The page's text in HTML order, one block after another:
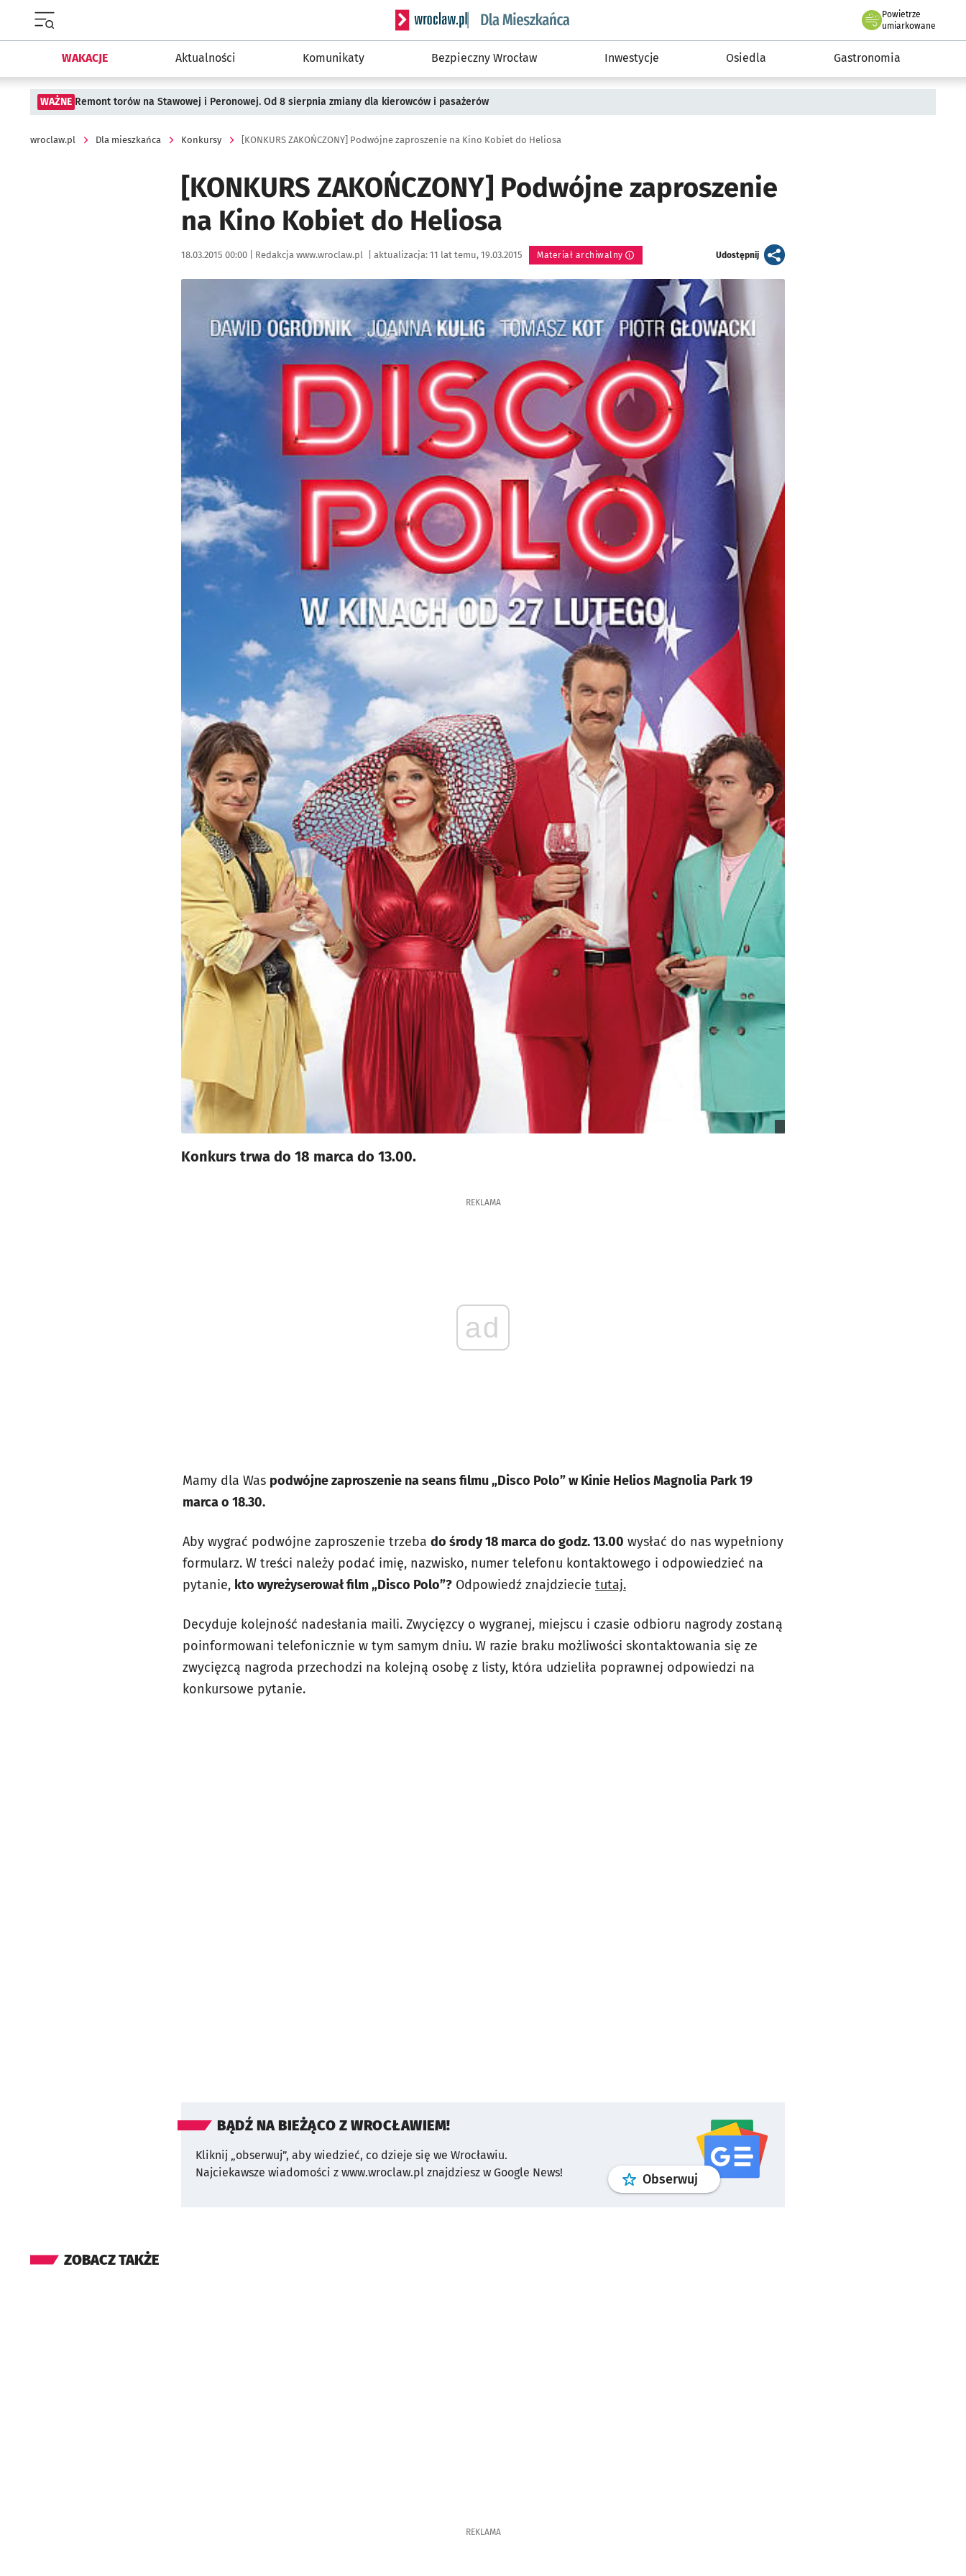
Serwis informacyjny wroclaw.pl podserwis: Dla mieszkańca
Powietrze
we Wrocławiu
umiarkowane
WAKACJE Aktualności Komunikaty Bezpieczny Wrocław Inwestycje Osiedla Gastronomia
WAŻNE Remont torów na Stawowej i Peronowej. Od 8 sierpnia zmiany dla kierowców i pasażerów
wroclaw.pl Dla mieszkańca Konkursy [KONKURS ZAKOŃCZONY] Podwójne zaproszenie na Kino Kobiet do Heliosa
[KONKURS ZAKOŃCZONY] Podwójne zaproszenie
na Kino Kobiet do Heliosa
Data publikacji:
18.03.2015 00:00 | Autor:
Redakcja www.wroclaw.pl aktualizacja: 11 lat temu, 19.03.2015 Materiał archiwalny Udostępnijartykuł
Kliknij, aby powiększyć
Konkurs trwa do 18 marca do 13.00.
REKLAMA
ad
Mamy dla Was podwójne zaproszenie na seans filmu „Disco Polo” w Kinie Helios Magnolia Park 19
marca o 18.30.
Aby wygrać podwójne zaproszenie trzeba do środy 18 marca do godz. 13.00 wysłać do nas wypełniony
formularz. W treści należy podać imię, nazwisko, numer telefonu kontaktowego i odpowiedzieć na
pytanie, kto wyreżyserował film „Disco Polo”? Odpowiedź znajdziecie tutaj.
Decyduje kolejność nadesłania maili. Zwycięzcy o wygranej, miejscu i czasie odbioru nagrody zostaną
poinformowani telefonicznie w tym samym dniu. W razie braku możliwości skontaktowania się ze
zwycięzcą nagroda przechodzi na kolejną osobę z listy, która udzieliła poprawnej odpowiedzi na
konkursowe pytanie.
BĄDŹ NA BIEŻĄCO Z WROCŁAWIEM!
Kliknij „obserwuj”, aby wiedzieć, co dzieje się we Wrocławiu.
Najciekawsze wiadomości z www.wroclaw.pl znajdziesz w Google News!
Obserwuj profilgoogle news
ZOBACZ TAKŻE
REKLAMA